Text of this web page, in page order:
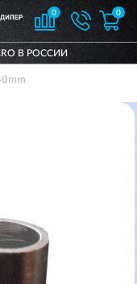
0 0
В РОССИИ